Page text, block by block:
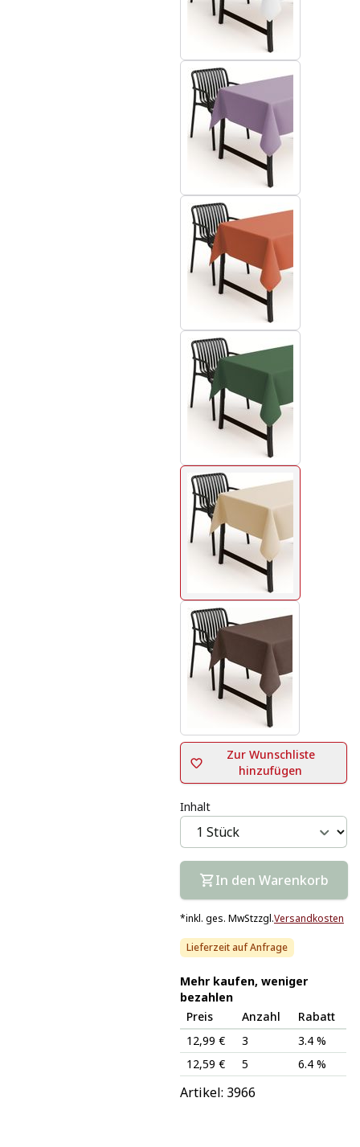
Zur Wunschliste
hinzufügen
Inhalt
In den Warenkorb
*inkl. ges. MwStzzgl.Versandkosten
Lieferzeit auf Anfrage
Mehr kaufen, weniger
bezahlen
Preis
Anzahl
Rabatt
12,99 €
3
3.4 %
12,59 €
5 6.4 %
Artikel: 3966